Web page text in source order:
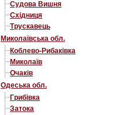
Судова Вишня
Східниця
Трускавець
Миколаївська обл.
Коблево-Рибаківка
Миколаїв
Очаків
Одеська обл.
Грибівка
Затока